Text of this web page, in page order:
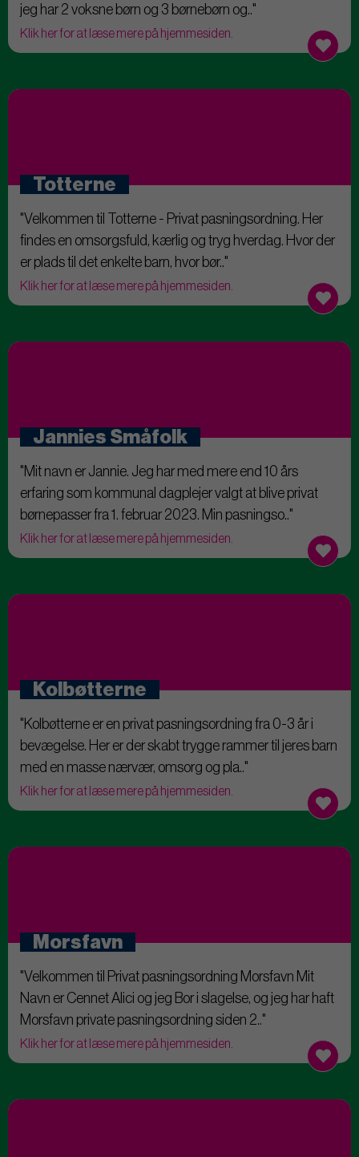
jeg har 2 voksne børn og 3 børnebørn og.."
Klik her for at læse mere på hjemmesiden.
Totterne
"Velkommen til Totterne - Privat pasningsordning. Her
findes en omsorgsfuld, kærlig og tryg hverdag. Hvor der
er plads til det enkelte barn, hvor bør.."
Klik her for at læse mere på hjemmesiden.
Jannies Småfolk
"Mit navn er Jannie. Jeg har med mere end 10 års
erfaring som kommunal dagplejer valgt at blive privat
børnepasser fra 1. februar 2023. Min pasningso.."
Klik her for at læse mere på hjemmesiden.
Kolbøtterne
"Kolbøtterne er en privat pasningsordning fra 0-3 år i
bevægelse. Her er der skabt trygge rammer til jeres barn
med en masse nærvær, omsorg og pla.."
Klik her for at læse mere på hjemmesiden.
Morsfavn
"Velkommen til Privat pasningsordning Morsfavn Mit
Navn er Cennet Alici og jeg Bor i slagelse, og jeg har haft
Morsfavn private pasningsordning siden 2.."
Klik her for at læse mere på hjemmesiden.